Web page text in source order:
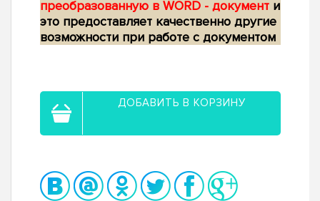
преобразованную в WORD - документ и
это предоставляет качественно другие
возможности при работе с документом
ДОБАВИТЬ В КОРЗИНУ